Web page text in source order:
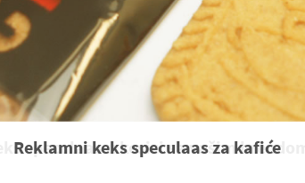
Reklamni keks speculaas za kafiće